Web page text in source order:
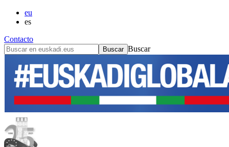
eu
es
Contacto
Buscar